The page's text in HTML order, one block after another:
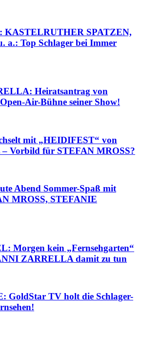
KASTELRUTHER SPATZEN,
a.: Top Schlager bei Immer
Heiratsantrag von
Air-Bühne seiner Show!
mit „HEIDIFEST“ von
– Vorbild für STEFAN MROSS?
Abend Sommer-Spaß mit
MROSS, STEFANIE
Morgen kein „Fernsehgarten“
ZARRELLA damit zu tun
GoldStar TV holt die Schlager-